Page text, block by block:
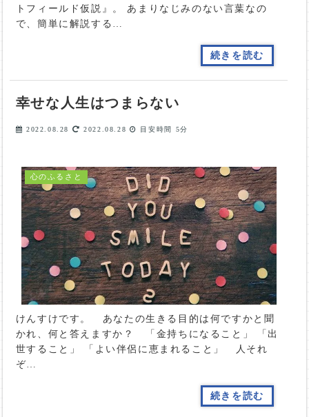
トフィールド仮説』。 あまりなじみのない言葉なの
で、簡単に解説する…
続きを読む
幸せな人生はつまらない
2022.08.28 2022.08.28 目安時間 5分
心のふるさと
けんすけです。 あなたの生きる目的は何ですかと聞
かれ、何と答えますか？ 「金持ちになること」 「出
世すること」 「よい伴侶に恵まれること」 人それ
ぞ…
続きを読む